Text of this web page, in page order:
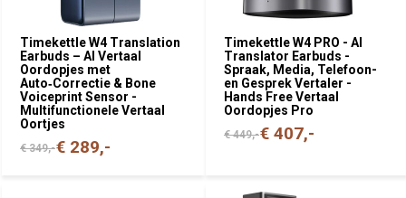
Timekettle W4 Translation
Earbuds – AI Vertaal
Oordopjes met
Auto‑Correctie & Bone
Voiceprint Sensor -
Multifunctionele Vertaal
Oortjes
€ 349,-€ 289,-
Timekettle W4 PRO - AI
Translator Earbuds -
Spraak, Media, Telefoon-
en Gesprek Vertaler -
Hands Free Vertaal
Oordopjes Pro
€ 449,-€ 407,-